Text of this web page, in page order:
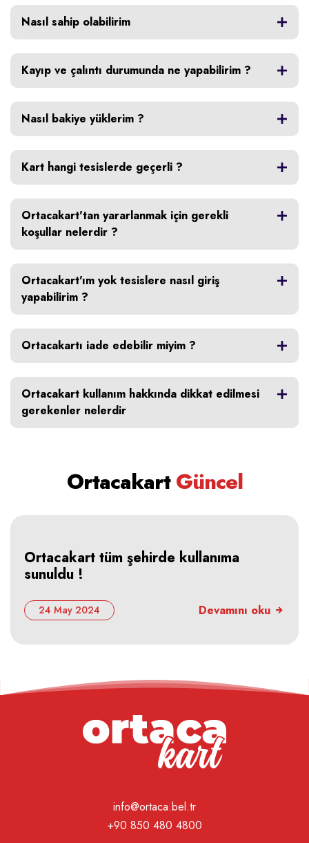
Nasıl sahip olabilirim
Kayıp ve çalıntı durumunda ne yapabilirim ?
Nasıl bakiye yüklerim ?
Kart hangi tesislerde geçerli ?
Ortacakart'tan yararlanmak için gerekli
koşullar nelerdir ?
Ortacakart'ım yok tesislere nasıl giriş
yapabilirim ?
Ortacakartı iade edebilir miyim ?
Ortacakart kullanım hakkında dikkat edilmesi
gerekenler nelerdir
OrtacakartGüncel
Ortacakart tüm şehirde kullanıma
sunuldu !
24 May 2024 Devamını oku
info@ortaca.bel.tr
+90 850 480 4800